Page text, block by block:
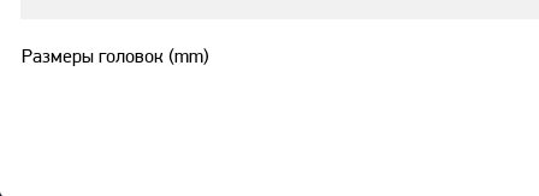
Размеры головок (mm)